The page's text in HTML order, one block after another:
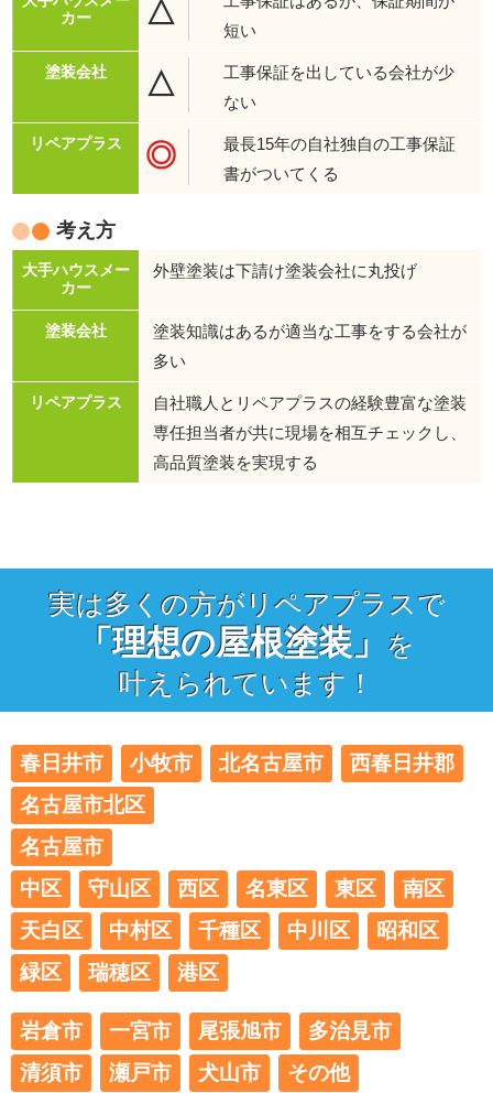
△
短い
△
工事保証を出している会社が少
ない
◎
最長15年の自社独自の工事保証
書がついてくる
考え方
外壁塗装は下請け塗装会社に丸投げ
塗装知識はあるが適当な工事をする会社が
多い
自社職人とリペアプラスの経験豊富な塗装
専任担当者が共に現場を相互チェックし、
高品質塗装を実現する
実は多くの方がリペアプラスで
「理想の屋根塗装」
を
叶えられています！
春日井市 小牧市 北名古屋市
西春日井郡
名古屋市北区
名古屋市
中区
守山区 西区 名東区 東区
南区
天白区
中村区 千種区 中川区
昭和区
緑区
瑞穂区 港区
岩倉市 一宮市 尾張旭市
多治見市
清須市
瀬戸市 犬山市 その他